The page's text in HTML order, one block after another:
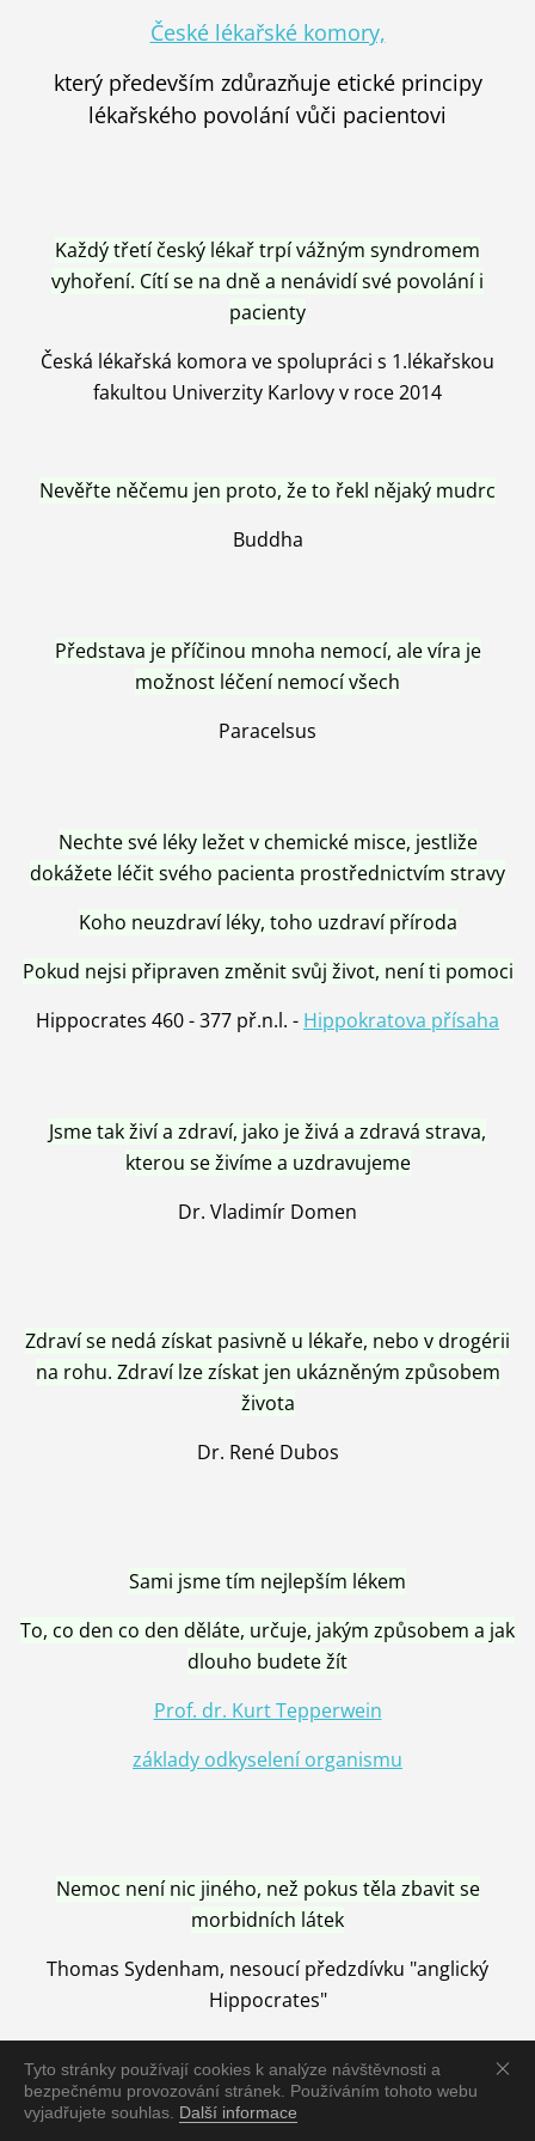
Tyto stránky používají cookies k analýze návštěvnosti a
bezpečnému provozování stránek. Používáním tohoto webu
vyjadřujete souhlas. Další informace
České lékařské komory,
který především zdůrazňuje etické principy
lékařského povolání vůči pacientovi
Každý třetí český lékař trpí vážným syndromem
vyhoření. Cítí se na dně a nenávidí své povolání i
pacienty
Česká lékařská komora ve spolupráci s 1.lékařskou
fakultou Univerzity Karlovy v roce 2014
Nevěřte něčemu jen proto, že to řekl nějaký mudrc
Buddha
Představa je příčinou mnoha nemocí, ale víra je
možnost léčení nemocí všech
Paracelsus
Nechte své léky ležet v chemické misce, jestliže
dokážete léčit svého pacienta prostřednictvím stravy
Koho neuzdraví léky, toho uzdraví příroda
Pokud nejsi připraven změnit svůj život, není ti pomoci
Hippocrates 460 - 377 př.n.l. - Hippokratova přísaha
Jsme tak živí a zdraví, jako je živá a zdravá strava,
kterou se živíme a uzdravujeme
Dr. Vladimír Domen
Zdraví se nedá získat pasivně u lékaře, nebo v drogérii
na rohu. Zdraví lze získat jen ukázněným způsobem
života
Dr. René Dubos
Sami jsme tím nejlepším lékem
To, co den co den děláte, určuje, jakým způsobem a jak
dlouho budete žít
Prof. dr. Kurt Tepperwein
základy odkyselení organismu
Nemoc není nic jiného, než pokus těla zbavit se
morbidních látek
Thomas Sydenham, nesoucí předzdívku "anglický
Hippocrates"
Nemoc je vyléčena jen pomocí Přírody, neutralizací a